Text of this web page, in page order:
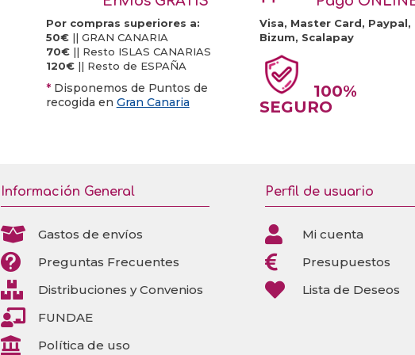
Por compras superiores a:
50€|| GRAN CANARIA
70€|| Resto ISLAS CANARIAS
120€|| Resto de ESPAÑA
* Disponemos de Puntos de
recogida en Gran Canaria
Visa, Master Card, Paypal,
Bizum, Scalapay
100%
SEGURO
Información General
 Gastos de envíos
 Preguntas Frecuentes
 Distribuciones y Convenios
 FUNDAE
 Política de uso
Perfil de usuario
 Mi cuenta
 Presupuestos
 Lista de Deseos